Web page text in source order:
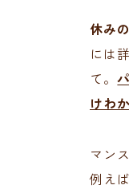
休み
には
て。
けわ
マン
例え